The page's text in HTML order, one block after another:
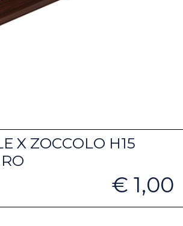
X ZOCCOLO H15
€ 1,00